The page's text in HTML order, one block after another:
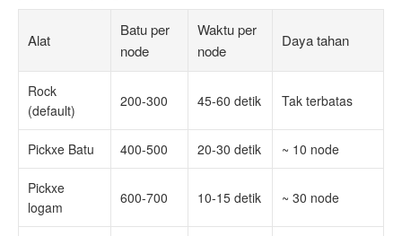
Alat
Batu per
node
Waktu per
node
Daya tahan
Rock
(default)
200-300 45-60 detik Tak terbatas
Pickxe Batu 400-500 20-30 detik ~ 10 node
Pickxe
logam
600-700 10-15 detik ~ 30 node